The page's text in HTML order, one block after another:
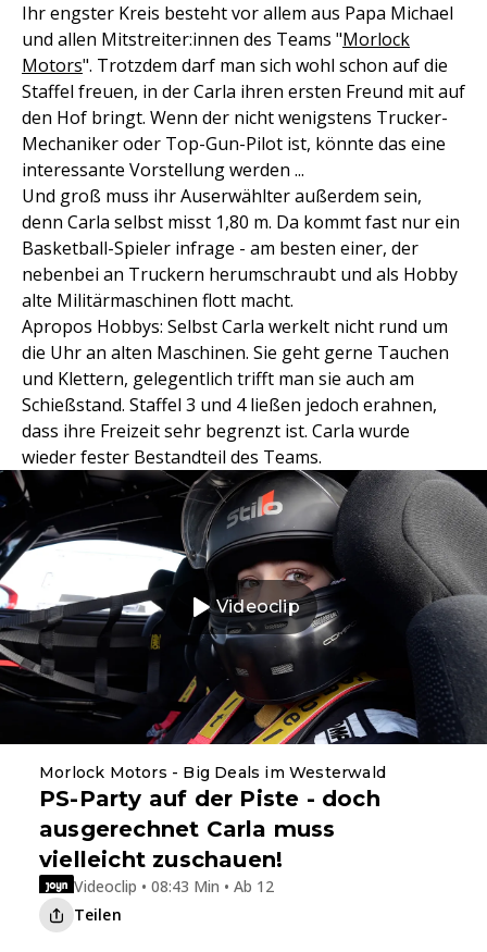
Ihr engster Kreis besteht vor allem aus Papa Michael
und allen Mitstreiter:innen des Teams "Morlock
Motors". Trotzdem darf man sich wohl schon auf die
Staffel freuen, in der Carla ihren ersten Freund mit auf
den Hof bringt. Wenn der nicht wenigstens Trucker-
Mechaniker oder Top-Gun-Pilot ist, könnte das eine
interessante Vorstellung werden ...
Und groß muss ihr Auserwählter außerdem sein,
denn Carla selbst misst 1,80 m. Da kommt fast nur ein
Basketball-Spieler infrage - am besten einer, der
nebenbei an Truckern herumschraubt und als Hobby
alte Militärmaschinen flott macht.
Apropos Hobbys: Selbst Carla werkelt nicht rund um
die Uhr an alten Maschinen. Sie geht gerne Tauchen
und Klettern, gelegentlich trifft man sie auch am
Schießstand. Staffel 3 und 4 ließen jedoch erahnen,
dass ihre Freizeit sehr begrenzt ist. Carla wurde
wieder fester Bestandteil des Teams.
Videoclip
Morlock Motors - Big Deals im Westerwald
PS-Party auf der Piste - doch
ausgerechnet Carla muss
vielleicht zuschauen!
Videoclip • 08:43 Min • Ab 12
Teilen